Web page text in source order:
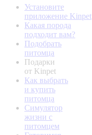
Установите
приложение Kinpet
Какая порода
подходит вам?
Подобрать
питомца
Подарки
от Kinpet
Как выбрать
и купить
питомца
Симулятор
жизни с
питомцем